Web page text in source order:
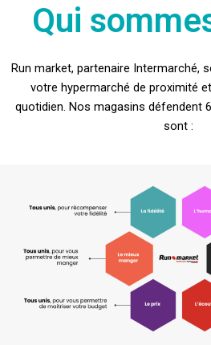
Qui
Run market, partenaire Intermarché,
votre hypermarché de proximité
quotidien. Nos magasins défendent
sont :